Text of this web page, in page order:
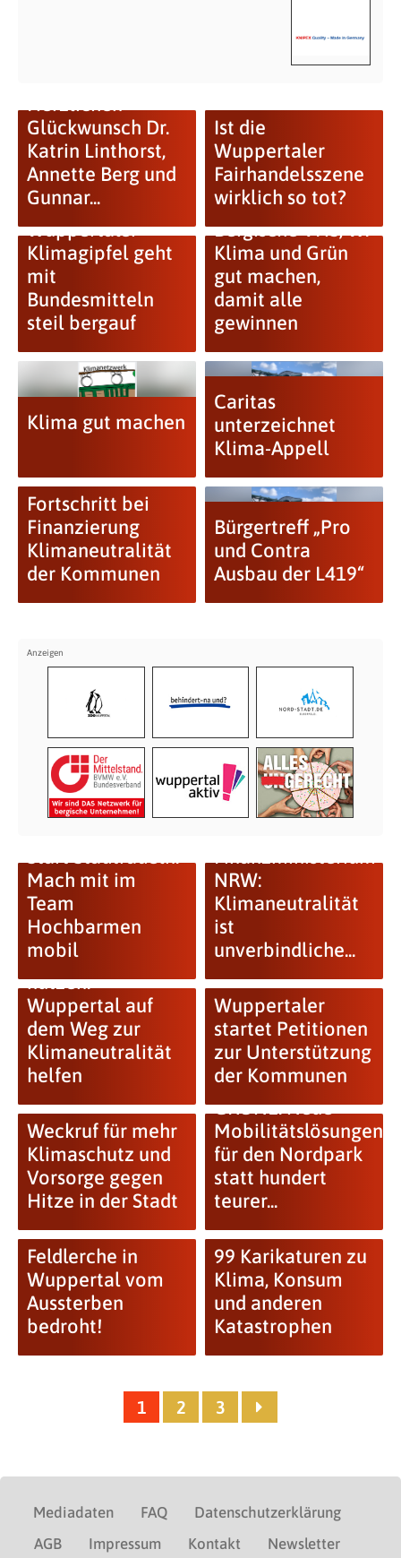
Glückwunsch Dr.
Katrin Linthorst,
Annette Berg und
Gunnar...
Ist die
Wuppertaler
Fairhandelsszene
wirklich so tot?
Wuppertaler
Klimagipfel geht
mit
Bundesmitteln
steil bergauf
Bergische VHS, W:
Klima und Grün
gut machen,
damit alle
gewinnen
Klima gut machen
Caritas
unterzeichnet
Klima-Appell
Fortschritt bei
Finanzierung
Klimaneutralität
der Kommunen
Bürgertreff „Pro
und Contra
Ausbau der L419“
Mach mit im
Team
Hochbarmen
mobil
NRW:
Klimaneutralität
ist
unverbindliche...
Klimastreik
nutzen:
Wuppertal auf
dem Weg zur
Klimaneutralität
helfen
Wuppertaler
startet Petitionen
zur Unterstützung
der Kommunen
Weckruf für mehr
Klimaschutz und
Vorsorge gegen
Hitze in der Stadt
GRÜNE: Neue
Mobilitätslösungen
für den Nordpark
statt hundert
teurer...
Feldlerche in
Wuppertal vom
Aussterben
bedroht!
99 Karikaturen zu
Klima, Konsum
und anderen
Katastrophen
1 2 3
Mediadaten FAQ
Datenschutzerklärung
AGB
Impressum Kontakt Newsletter